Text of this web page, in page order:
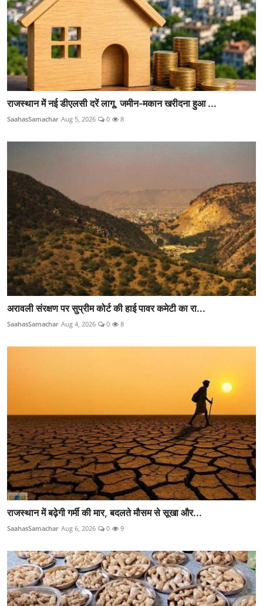
राजस्थान में नई डीएलसी दरें लागू, जमीन-मकान खरीदना हुआ ...
SaahasSamachar Aug 5, 2026 0 8
अरावली संरक्षण पर सुप्रीम कोर्ट की हाई पावर कमेटी का रा...
SaahasSamachar Aug 4, 2026 0 8
राजस्थान में बढ़ेगी गर्मी की मार, बदलते मौसम से सूखा और...
SaahasSamachar Aug 6, 2026 0 9